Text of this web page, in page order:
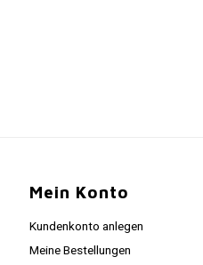
Mein Konto
Kundenkonto anlegen
Meine Bestellungen